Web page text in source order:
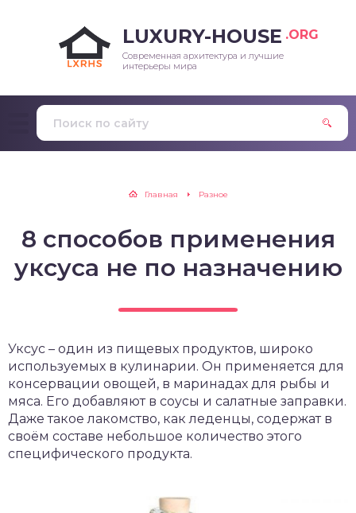
LUXURY-HOUSE .ORG
Современная архитектура и лучшие
интерьеры мира
Главная Разное
8 способов применения
уксуса не по назначению
Уксус – один из пищевых продуктов, широко
используемых в кулинарии. Он применяется для
консервации овощей, в маринадах для рыбы и
мяса. Его добавляют в соусы и салатные заправки.
Даже такое лакомство, как леденцы, содержат в
своём составе небольшое количество этого
специфического продукта.